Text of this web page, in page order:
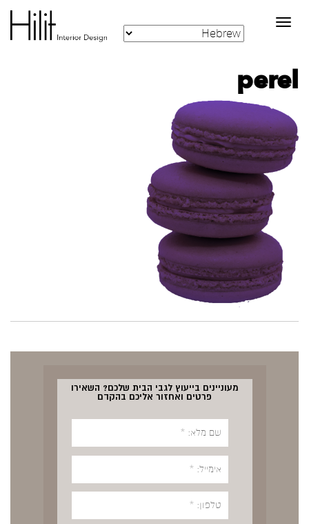
Toggle
navigation
perel
מעוניינים בייעוץ לגבי הבית שלכם? השאירו
פרטים ואחזור אליכם בהקדם